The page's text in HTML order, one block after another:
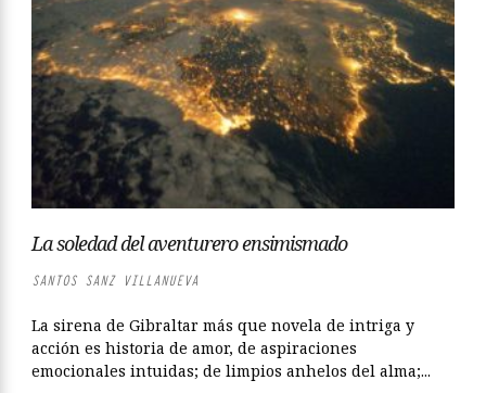
La soledad del aventurero ensimismado
SANTOS SANZ VILLANUEVA
La sirena de Gibraltar más que novela de intriga y
acción es historia de amor, de aspiraciones
emocionales intuidas; de limpios anhelos del alma;...